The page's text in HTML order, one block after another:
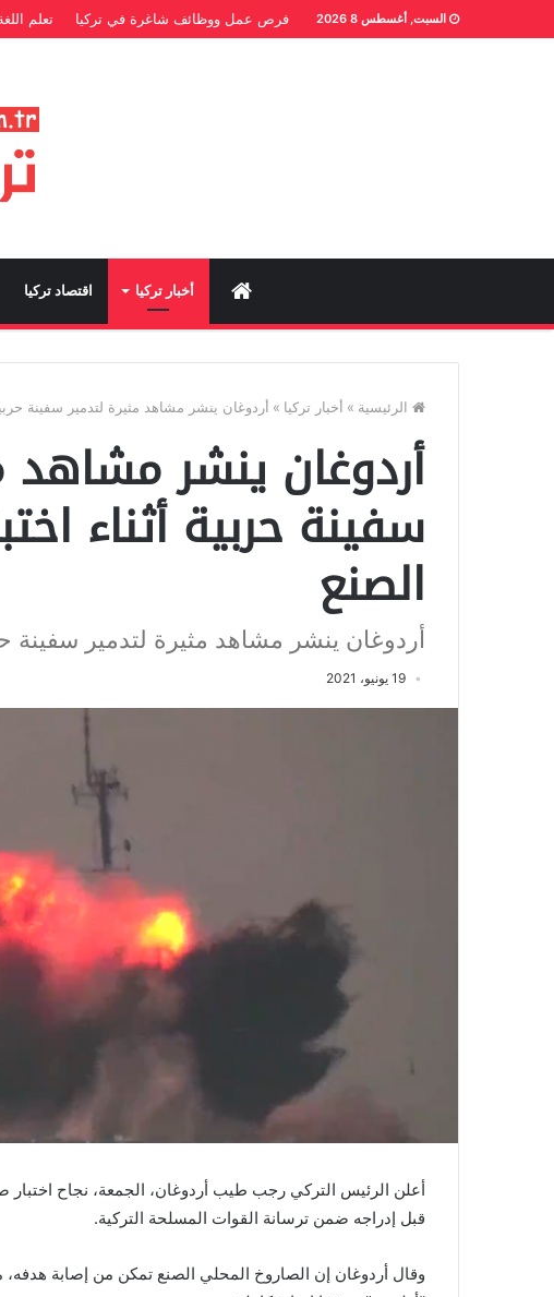
السبت, أغسطس 8 2026 فرص عمل ووظائف شاغرة في تركيا تعلم
Home أخبار تركيا اقتصاد تركيا
الرئيسية » أخبار تركيا » أردوغان ينشر مشاهد مثيرة لتدمير سفينة
أردوغان ينشر مشاهد
سفينة حربية أثناء
الصنع
أردوغان ينشر مشاهد مثيرة لتدمير سفينة
19 يونيو، 2021
أعلن الرئيس التركي رجب طيب أردوغان، الجمعة، نجاح اختبار
قبل إدراجه ضمن ترسانة القوات المسلحة التركية.
وقال أردوغان إن الصاروخ المحلي الصنع تمكن من إصابة